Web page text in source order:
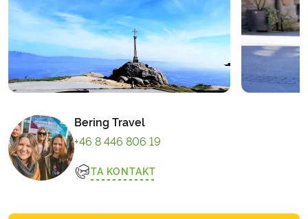
Bering Travel
+46 8 446 806 19
TA KONTAKT